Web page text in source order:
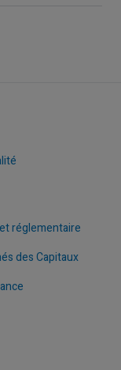
réglementaire
des Capitaux